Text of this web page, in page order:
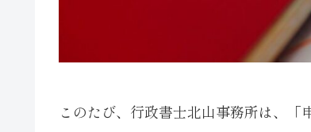
このたび、行政書士北山事務所は、「